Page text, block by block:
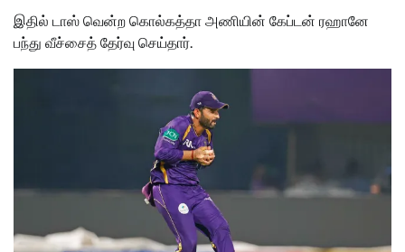
இதில் டாஸ் வென்ற கொல்கத்தா அணியின் கேப்டன் ரஹானே
பந்து வீச்சைத் தேர்வு செய்தார்.